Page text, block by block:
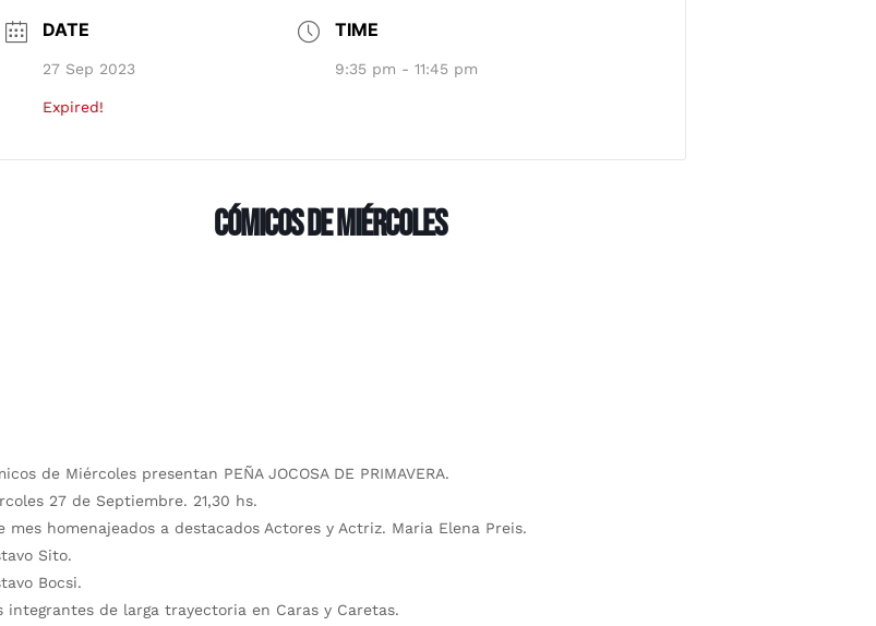
DATE
27 Sep 2023
Expired!
TIME
9:35 pm - 11:45 pm
Cómicos de Miércoles
de Miércoles presentan PEÑA JOCOSA DE PRIMAVERA.
27 de Septiembre. 21,30 hs.
mes homenajeados a destacados Actores y Actriz. Maria Elena Preis.
Sito.
Bocsi.
integrantes de larga trayectoria en Caras y Caretas.